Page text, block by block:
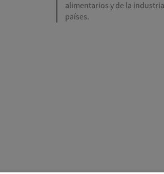
alimentarios y de la
países.